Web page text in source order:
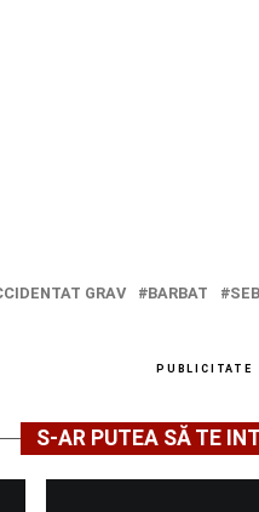
GRAV BARBAT
PUBLICITATE
S-AR PUTEA SĂ TE